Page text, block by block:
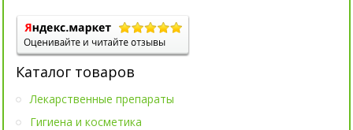
Каталог товаров
Лекарственные препараты
Гигиена и косметика